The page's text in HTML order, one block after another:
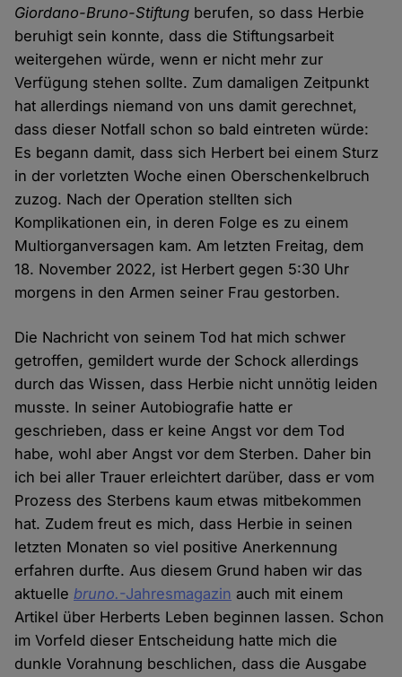
Giordano-Bruno-Stiftung berufen, so dass Herbie
beruhigt sein konnte, dass die Stiftungsarbeit
weitergehen würde, wenn er nicht mehr zur
Verfügung stehen sollte. Zum damaligen Zeitpunkt
hat allerdings niemand von uns damit gerechnet,
dass dieser Notfall schon so bald eintreten würde:
Es begann damit, dass sich Herbert bei einem Sturz
in der vorletzten Woche einen Oberschenkelbruch
zuzog. Nach der Operation stellten sich
Komplikationen ein, in deren Folge es zu einem
Multiorganversagen kam. Am letzten Freitag, dem
18. November 2022, ist Herbert gegen 5:30 Uhr
morgens in den Armen seiner Frau gestorben.
Die Nachricht von seinem Tod hat mich schwer
getroffen, gemildert wurde der Schock allerdings
durch das Wissen, dass Herbie nicht unnötig leiden
musste. In seiner Autobiografie hatte er
geschrieben, dass er keine Angst vor dem Tod
habe, wohl aber Angst vor dem Sterben. Daher bin
ich bei aller Trauer erleichtert darüber, dass er vom
Prozess des Sterbens kaum etwas mitbekommen
hat. Zudem freut es mich, dass Herbie in seinen
letzten Monaten so viel positive Anerkennung
erfahren durfte. Aus diesem Grund haben wir das
aktuellebruno.-Jahresmagazin auch mit einem
Artikel über Herberts Leben beginnen lassen. Schon
im Vorfeld dieser Entscheidung hatte mich die
dunkle Vorahnung beschlichen, dass die Ausgabe